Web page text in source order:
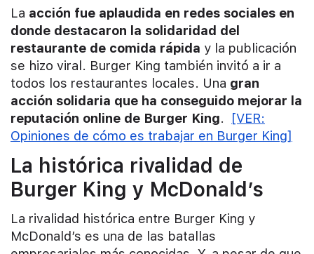
La acción fue aplaudida en redes sociales en
donde destacaron la solidaridad del
restaurante de comida rápida y la publicación
se hizo viral. Burger King también invitó a ir a
todos los restaurantes locales. Una gran
acción solidaria que ha conseguido mejorar la
reputación online de Burger King.
[VER:
Opiniones de cómo es trabajar en Burger King]
La histórica rivalidad de
Burger King y McDonald’s
La rivalidad histórica entre Burger King y
McDonald’s es una de las batallas